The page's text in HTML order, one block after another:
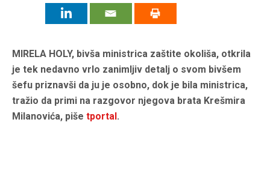
MIRELA HOLY, bivša ministrica zaštite okoliša, otkrila
je tek nedavno vrlo zanimljiv detalj o svom bivšem
šefu priznavši da ju je osobno, dok je bila ministrica,
tražio da primi na razgovor njegova brata Krešmira
Milanovića, piše tportal .